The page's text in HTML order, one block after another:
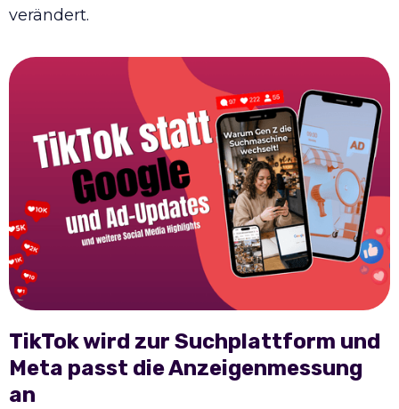
verändert.
TikTok wird zur Suchplattform und
Meta passt die Anzeigenmessung
an